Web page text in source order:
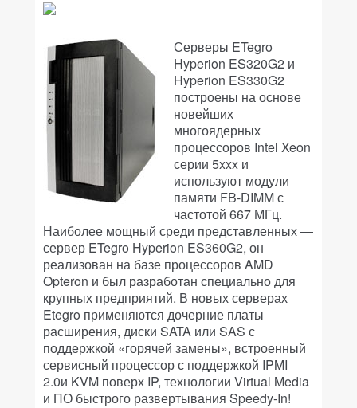
Серверы ETegro
Hyperion ES320G2 и
Hyperion ES330G2
построены на основе
новейших
многоядерных
процессоров Intel Xeon
серии 5xxx и
используют модули
памяти FB-DIMM с
частотой 667 МГц.
Наиболее мощный среди представленных —
сервер ETegro Hyperion ES360G2, он
реализован на базе процессоров AMD
Opteron и был разработан специально для
крупных предприятий. В новых серверах
Etegro применяются дочерние платы
расширения, диски SATA или SAS с
поддержкой «горячей замены», встроенный
сервисный процессор с поддержкой IPMI
2.0и KVM поверх IP, технологии Virtual Media
и ПО быстрого развертывания Speedy-In!